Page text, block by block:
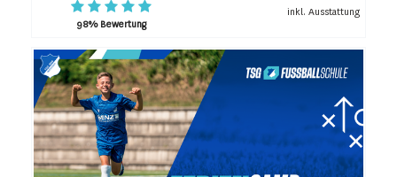
98% Bewertung
inkl. Ausstattung